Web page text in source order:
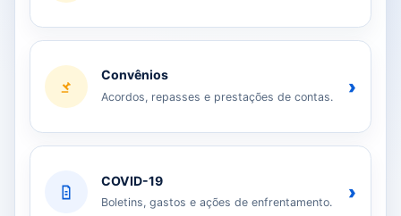
Convênios
Acordos, repasses e prestações de contas. ›
COVID-19
Boletins, gastos e ações de enfrentamento. ›